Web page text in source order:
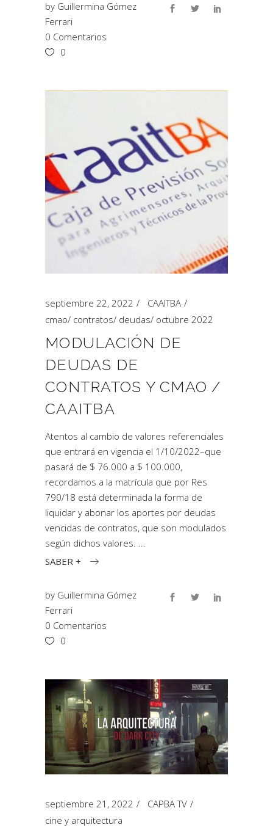
by Guillermina Gómez
Ferrari
0 Comentarios
0
septiembre 22, 2022
CAAITBA
cmao/ contratos/ deudas/ octubre 2022
MODULACIÓN DE
DEUDAS DE
CONTRATOS Y CMAO /
CAAITBA
Atentos al cambio de valores referenciales
que entrará en vigencia el 1/10/2022–que
pasará de $ 76.000 a $ 100.000,
recordamos a la matrícula que por Res
790/18 está determinada la forma de
liquidar y abonar los aportes por deudas
vencidas de contratos, que son modulados
según dichos valores.
SABER +
by Guillermina Gómez
Ferrari
0 Comentarios
0
septiembre 21, 2022
CAPBA TV
cine y arquitectura